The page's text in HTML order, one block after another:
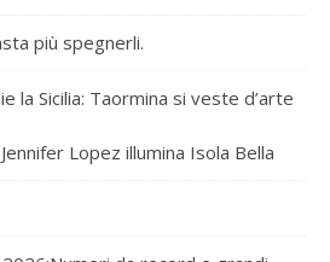
più spegnerli.
la Sicilia: Taormina si veste d’arte
Lopez illumina Isola Bella